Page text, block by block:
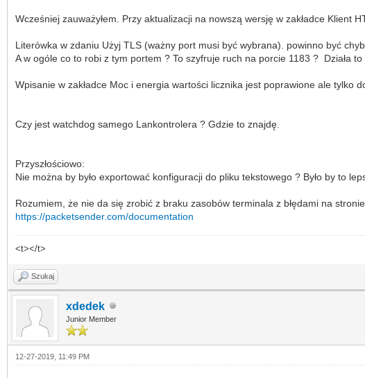
Wcześniej zauważyłem. Przy aktualizacji na nowszą wersję w zakładce Klient
Literówka w zdaniu Użyj TLS (ważny port musi być wybrana). powinno być
A w ogóle co to robi z tym portem ? To szyfruje ruch na porcie 1183 ? Działa
Wpisanie w zakładce Moc i energia wartości licznika jest poprawione ale tylko
Czy jest watchdog samego Lankontrolera ? Gdzie to znajdę.
Przyszłościowo:
Nie można by było exportować konfiguracji do pliku tekstowego ? Było by to
Rozumiem, że nie da się zrobić z braku zasobów terminala z błędami na
https://packetsender.com/documentation
<t></t>
Szukaj
xdedek
Junior Member
12-27-2019, 11:49 PM